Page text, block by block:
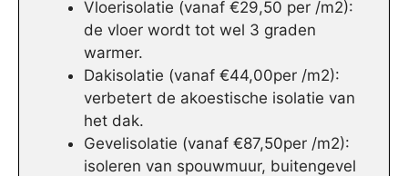
Vloerisolatie (vanaf €29,50 per /m2):
de vloer wordt tot wel 3 graden
warmer.
Dakisolatie (vanaf €44,00per /m2):
verbetert de akoestische isolatie van
het dak.
Gevelisolatie (vanaf €87,50per /m2):
isoleren van spouwmuur, buitengevel